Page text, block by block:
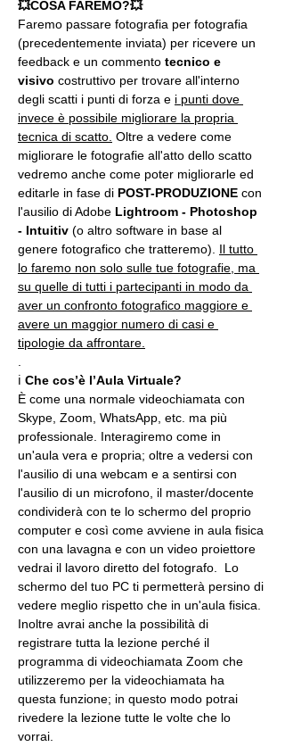
💥COSA FAREMO?💥
Faremo passare fotografia per fotografia
(precedentemente inviata) per ricevere un
feedback e un commento tecnico e
visivo costruttivo per trovare all'interno
degli scatti i punti di forza e i punti dove
invece è possibile migliorare la propria
tecnica di scatto. Oltre a vedere come
migliorare le fotografie all'atto dello scatto
vedremo anche come poter migliorarle ed
editarle in fase di POST-PRODUZIONE con
l'ausilio di Adobe Lightroom - Photoshop
- Intuitiv (o altro software in base al
genere fotografico che tratteremo). Il tutto
lo faremo non solo sulle tue fotografie, ma
su quelle di tutti i partecipanti in modo da
aver un confronto fotografico maggiore e
avere un maggior numero di casi e
tipologie da affrontare.
ℹ Che cos’è l’Aula Virtuale?
È come una normale videochiamata con
Skype, Zoom, WhatsApp, etc. ma più
professionale. Interagiremo come in
un'aula vera e propria; oltre a vedersi con
l'ausilio di una webcam e a sentirsi con
l'ausilio di un microfono, il master/docente
condividerà con te lo schermo del proprio
computer e così come avviene in aula fisica
con una lavagna e con un video proiettore
vedrai il lavoro diretto del fotografo.  Lo
schermo del tuo PC ti permetterà persino di
vedere meglio rispetto che in un'aula fisica.
Inoltre avrai anche la possibilità di
registrare tutta la lezione perché il
programma di videochiamata Zoom che
utilizzeremo per la videochiamata ha
questa funzione; in questo modo potrai
rivedere la lezione tutte le volte che lo
vorrai.